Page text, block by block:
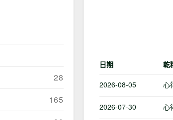
28
165
日期 乾
2026-08-05 心
2026-07-30 心